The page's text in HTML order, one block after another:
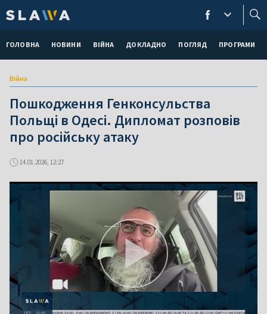
ГОЛОВНА НОВИНИ ВІЙНА ДОКЛАДНО ПОГЛЯД ПРОГРАМИ
Війна
Пошкодження Генконсульства
Польщі в Одесі. Дипломат розповів
про російську атаку
14.01.2026, 12:27